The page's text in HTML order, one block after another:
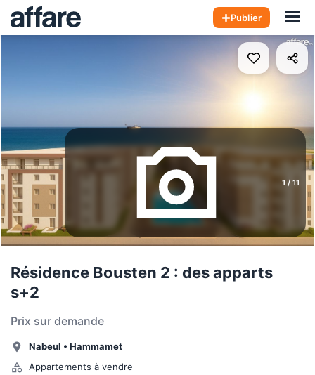
Publier
1 / 11
Résidence Bousten 2 : des apparts
s+2
Prix sur demande
Nabeul • Hammamet
Appartements à vendre